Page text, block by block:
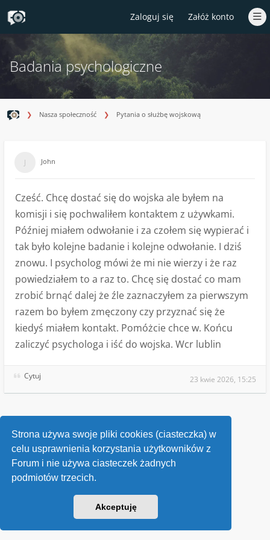
Strona używa swoje pliki cookies (ciasteczka) w
celu usprawnienia korzystania użytkowników z
Forum i nie używa ciasteczek żadnych
podmiotów trzecich.
Akceptuję
Zaloguj się Załóż konto
Badania psychologiczne
Nasza społeczność Pytania o służbę wojskową
John
Cześć. Chcę dostać się do wojska ale byłem na
komisji i się pochwaliłem kontaktem z używkami.
Później miałem odwołanie i za czołem się wypierać i
tak było kolejne badanie i kolejne odwołanie. I dziś
znowu. I psycholog mówi że mi nie wierzy i że raz
powiedziałem to a raz to. Chcę się dostać co mam
zrobić brnąć dalej że źle zaznaczyłem za pierwszym
razem bo byłem zmęczony czy przyznać się że
kiedyś miałem kontakt. Pomóżcie chce w. Końcu
zaliczyć psychologa i iść do wojska. Wcr lublin
Cytuj 23 kwie 2026, 15:25
Wróć do „Pytania o służbę wojskową”
Kontakt
Powered byphpBB® Forum Software © phpBB Limited